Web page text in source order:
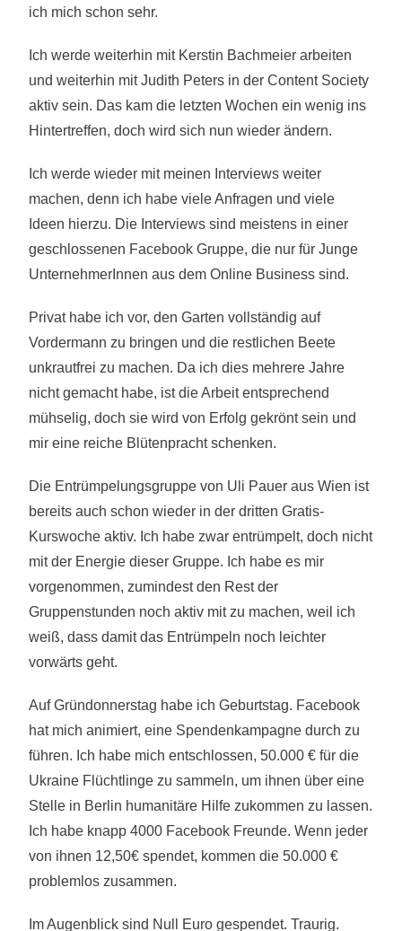
ich mich schon sehr.
Ich werde weiterhin mit Kerstin Bachmeier arbeiten
und weiterhin mit Judith Peters in der Content Society
aktiv sein. Das kam die letzten Wochen ein wenig ins
Hintertreffen, doch wird sich nun wieder ändern.
Ich werde wieder mit meinen Interviews weiter
machen, denn ich habe viele Anfragen und viele
Ideen hierzu. Die Interviews sind meistens in einer
geschlossenen Facebook Gruppe, die nur für Junge
UnternehmerInnen aus dem Online Business sind.
Privat habe ich vor, den Garten vollständig auf
Vordermann zu bringen und die restlichen Beete
unkrautfrei zu machen. Da ich dies mehrere Jahre
nicht gemacht habe, ist die Arbeit entsprechend
mühselig, doch sie wird von Erfolg gekrönt sein und
mir eine reiche Blütenpracht schenken.
Die Entrümpelungsgruppe von Uli Pauer aus Wien ist
bereits auch schon wieder in der dritten Gratis-
Kurswoche aktiv. Ich habe zwar entrümpelt, doch nicht
mit der Energie dieser Gruppe. Ich habe es mir
vorgenommen, zumindest den Rest der
Gruppenstunden noch aktiv mit zu machen, weil ich
weiß, dass damit das Entrümpeln noch leichter
vorwärts geht.
Auf Gründonnerstag habe ich Geburtstag. Facebook
hat mich animiert, eine Spendenkampagne durch zu
führen. Ich habe mich entschlossen, 50.000 € für die
Ukraine Flüchtlinge zu sammeln, um ihnen über eine
Stelle in Berlin humanitäre Hilfe zukommen zu lassen.
Ich habe knapp 4000 Facebook Freunde. Wenn jeder
von ihnen 12,50€ spendet, kommen die 50.000 €
problemlos zusammen.
Im Augenblick sind Null Euro gespendet. Traurig.